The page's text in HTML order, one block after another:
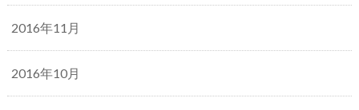
2016年11月
2016年10月